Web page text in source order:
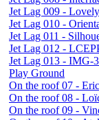
Jet Lag 009 -
Jet Lag 010 -
Jet Lag 011 -
Jet Lag 012 -
Jet Lag 013 - IMG-
Play Ground
On the roof 07 -
On the roof 08 -
On the roof 09 -